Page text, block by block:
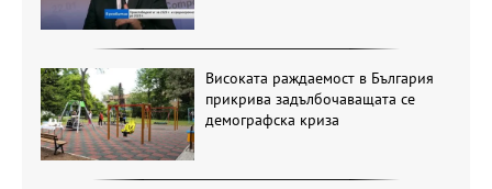
Високата раждаемост в България
прикрива задълбочаващата се
демографска криза